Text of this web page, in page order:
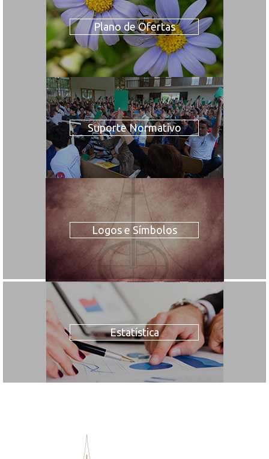
Plano de Ofertas
Suporte Normativo
Logos e Símbolos
Estatística